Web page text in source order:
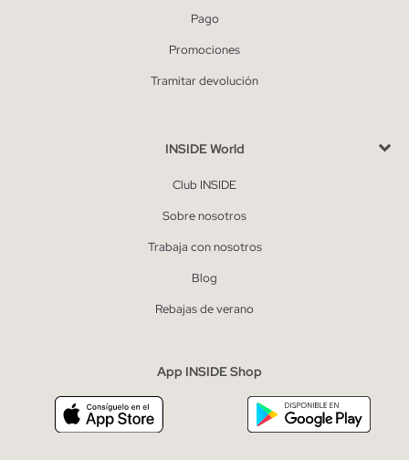
Pago
Promociones
Tramitar devolución
INSIDE World
Club INSIDE
Sobre nosotros
Trabaja con nosotros
Blog
Rebajas de verano
App INSIDE Shop